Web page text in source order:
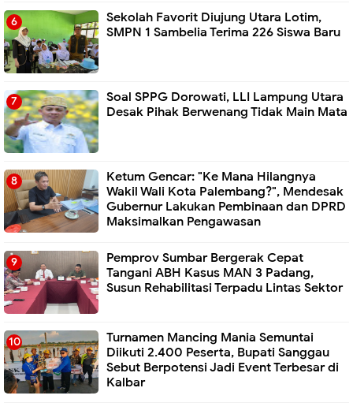
Sekolah Favorit Diujung Utara Lotim,
SMPN 1 Sambelia Terima 226 Siswa Baru ‎
Soal SPPG Dorowati, LLI Lampung Utara
Desak Pihak Berwenang Tidak Main Mata
Ketum Gencar: "Ke Mana Hilangnya
Wakil Wali Kota Palembang?", Mendesak
Gubernur Lakukan Pembinaan dan DPRD
Maksimalkan Pengawasan
Pemprov Sumbar Bergerak Cepat
Tangani ABH Kasus MAN 3 Padang,
Susun Rehabilitasi Terpadu Lintas Sektor
Turnamen Mancing Mania Semuntai
Diikuti 2.400 Peserta, Bupati Sanggau
Sebut Berpotensi Jadi Event Terbesar di
Kalbar